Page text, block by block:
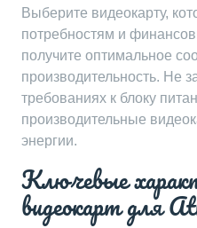
Выберите видеокарту,
потребностям и
получите оптимальное
производительность. Не
требованиях к блоку
производительные
энергии.
Ключевые
видеокарт для